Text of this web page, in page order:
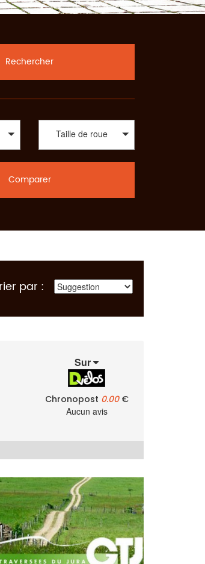
Rechercher
Taille de roue
Comparer
par :
Sur
Chronopost 0.00€
Aucun avis